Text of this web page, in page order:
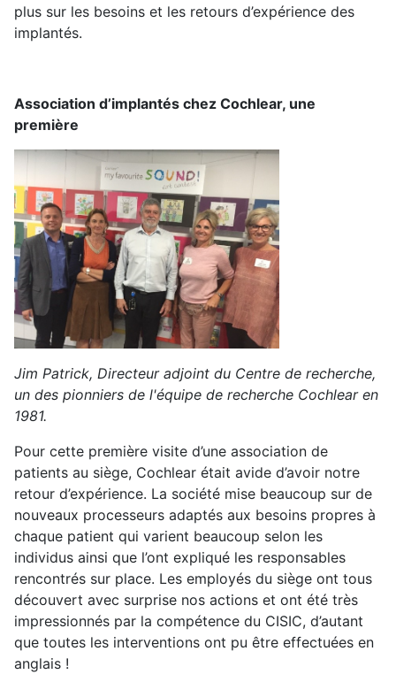
plus sur les besoins et les retours d’expérience des
implantés.
Association d’implantés chez Cochlear, une
première
Jim Patrick, Directeur adjoint du Centre de recherche,
un des pionniers de l'équipe de recherche Cochlear en
1981.
Pour cette première visite d’une association de
patients au siège, Cochlear était avide d’avoir notre
retour d’expérience. La société mise beaucoup sur de
nouveaux processeurs adaptés aux besoins propres à
chaque patient qui varient beaucoup selon les
individus ainsi que l’ont expliqué les responsables
rencontrés sur place. Les employés du siège ont tous
découvert avec surprise nos actions et ont été très
impressionnés par la compétence du CISIC, d’autant
que toutes les interventions ont pu être effectuées en
anglais !